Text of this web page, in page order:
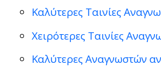
Καλύτερες Ταινίες
Χειρότερες Ταινίες
Καλύτερες Αναγνωστών